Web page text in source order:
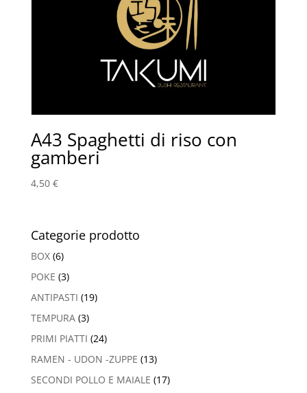
A43 Spaghetti di riso con
gamberi
4,50 €
Categorie prodotto
BOX (6)
POKE (3)
ANTIPASTI (19)
TEMPURA (3)
PRIMI PIATTI (24)
RAMEN - UDON -ZUPPE (13)
SECONDI POLLO E MAIALE (17)